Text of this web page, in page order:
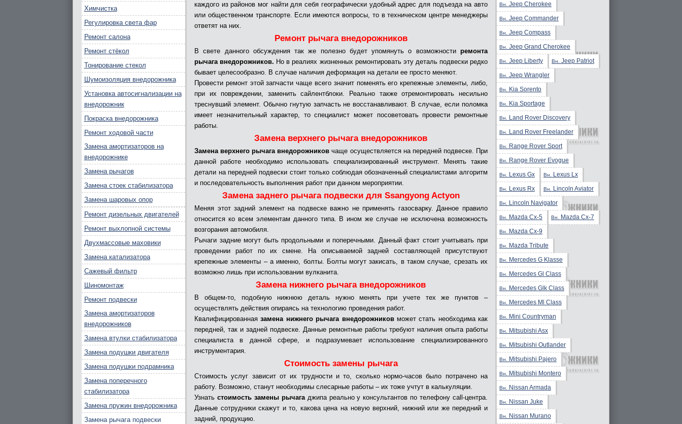
каждого из районов мог найти для себя географически удобный адрес для подъезда на авто
или общественном транспорте. Если имеются вопросы, то в техническом центре менеджеры
ответят на них.
Ремонт рычага внедорожников
В свете данного обсуждения так же полезно будет упомянуть о возможности ремонта
рычага внедорожников. Но в реалиях жизненных ремонтировать эту деталь подвески редко
бывает целесообразно. В случае наличия деформация на детали ее просто меняют.
Провести ремонт этой запчасти чаще всего значит поменять его крепежные элементы, либо,
при их повреждении, заменить сайлентблоки. Реально также отремонтировать несильно
треснувший элемент. Обычно гнутую запчасть не восстанавливают. В случае, если поломка
имеет незначительный характер, то специалист может посоветовать провести ремонтные
работы.
Замена верхнего рычага внедорожников
Замена верхнего рычага внедорожников чаще осуществляется на передней подвеске. При
данной работе необходимо использовать специализированный инструмент. Менять такие
детали на передней подвески стоит только соблюдая обозначенный специалистами алгоритм
и последовательность выполнения работ при данном мероприятии.
Замена заднего рычага подвески для Ssangyong Actyon
Меняя этот задний элемент на подвеске важно не применять газосварку. Данное правило
относится ко всем элементам данного типа. В ином же случае не исключена возможность
возгорания автомобиля.
Рычаги задние могут быть продольными и поперечными. Данный факт стоит учитывать при
проведении работ по их смене. На описываемой задней составляющей присутствуют
крепежные элементы – а именно, болты. Болты могут закисать, в таком случае, срезать их
возможно лишь при использовании вулканита.
Замена нижнего рычага внедорожников
В общем-то, подобную нижнюю деталь нужно менять при учете тех же пунктов –
осуществлять действия опираясь на технологию проведения работ.
Квалифицированнаязамена нижнего рычага внедорожниковможет стать необходима как
передней, так и задней подвеске. Данные ремонтные работы требуют наличия опыта работы
специалиста в данной сфере, и подразумевает использование специализированного
инструментария.
Стоимость замены рычага
Стоимость услуг зависит от их трудности и то, сколько нормо-часов было потрачено на
работу. Возможно, станут необходимы слесарные работы – их тоже учтут в калькуляции.
Узнать стоимость замены рычагаджипа реально у консультантов по телефону call-центра.
Данные сотрудники скажут и то, какова цена на новую верхний, нижний или же передний и
задний, продукцию.
Химчистка
Регулировка света фар
Ремонт салона
Ремонт стёкол
Тонирование стекол
Шумоизоляция внедорожника
Установка автосигнализации на
внедорожник
Покраска внедорожника
Ремонт ходовой части
Замена амортизаторов на
внедорожнике
Замена рычагов
Замена стоек стабилизатора
Замена шаровых опор
Ремонт дизельных двигателей
Ремонт выхлопной системы
Двухмассовые маховики
Замена катализатора
Сажевый фильтр
Шиномонтаж
Ремонт подвески
Замена амортизаторов
внедорожников
Замена втулки стабилизатора
Замена подушки двигателя
Замена подушки подрамника
Замена поперечного
стабилизатора
Замена пружин внедорожника
Замена рычага подвески
Вн. Jeep Cherokee
Вн. Jeep Commander
Вн. Jeep Compass
Вн. Jeep Grand Cherokee
Вн. Jeep Liberty Вн. Jeep Patriot
Вн. Jeep Wrangler
Вн. Kia Sorento
Вн. Kia Sportage
Вн. Land Rover Discovery
Вн. Land Rover Freelander
Вн. Range Rover Sport
Вн. Range Rover Evogue
Вн. Lexus Gx Вн. Lexus Lx
Вн. Lexus Rx Вн. Lincoln Aviator
Вн. Lincoln Navigator
Вн. Mazda Cx-5 Вн. Mazda Cx-7
Вн. Mazda Cx-9
Вн. Mazda Tribute
Вн. Mercedes G Klasse
Вн. Mercedes Gl Class
Вн. Mercedes Glk Class
Вн. Mercedes Ml Class
Вн. Mini Countryman
Вн. Mitsubishi Asx
Вн. Mitsubishi Outlander
Вн. Mitsubishi Pajero
Вн. Mitsubishi Montero
Вн. Nissan Armada
Вн. Nissan Juke
Вн. Nissan Murano